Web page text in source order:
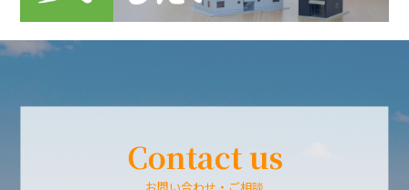
Contact us
お問い合わせ・ご相談